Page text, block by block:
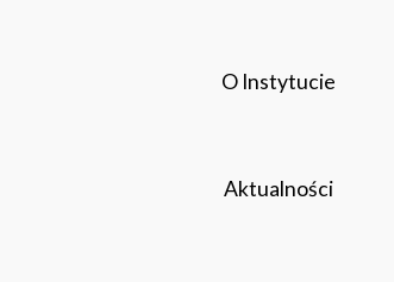
O Instytucie
Aktualności